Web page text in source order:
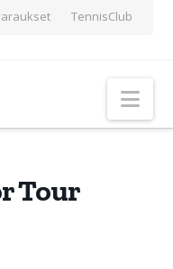
TennisClub
Tour